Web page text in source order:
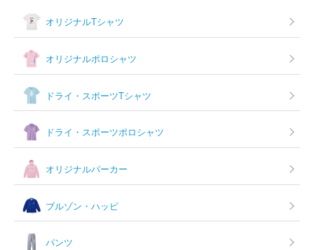
オリジナルTシャツ
オリジナルポロシャツ
ドライ・スポーツTシャツ
ドライ・スポーツポロシャツ
オリジナルパーカー
ブルゾン・ハッピ
パンツ